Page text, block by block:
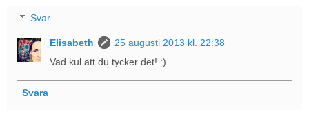
Svar
Elisabeth
25 augusti 2013 kl. 22:38
Vad kul att du tycker det! :)
Svara